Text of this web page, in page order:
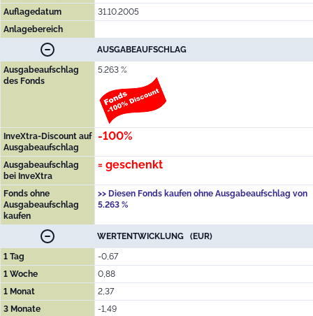
Auflagedatum
31.10.2005
Anlagebereich
AUSGABEAUFSCHLAG
Ausgabeaufschlag
des Fonds
5.263 %
InveXtra-Discount auf
Ausgabeaufschlag
-100%
Ausgabeaufschlag
bei InveXtra
= geschenkt
Fonds ohne
Ausgabeaufschlag
kaufen
>> Diesen Fonds kaufen ohne Ausgabeaufschlag von
5.263 %
WERTENTWICKLUNG (EUR)
1 Tag
-0,67
1 Woche
0,88
1 Monat
2,37
3 Monate
-1,49